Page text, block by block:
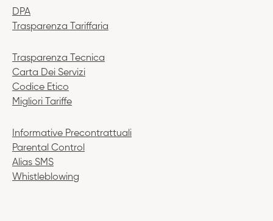
DPA
Trasparenza Tariffaria
Trasparenza Tecnica
Carta Dei Servizi
Codice Etico
Migliori Tariffe
Informative Precontrattuali
Parental Control
Alias SMS
Whistleblowing